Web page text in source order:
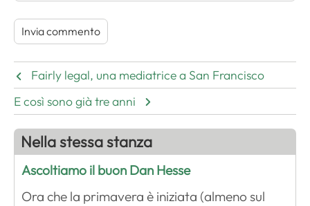
Fairly legal, una mediatrice a San Francisco
E così sono già tre anni
Nella stessa stanza
Ascoltiamo il buon Dan Hesse
Ora che la primavera è iniziata (almeno sul